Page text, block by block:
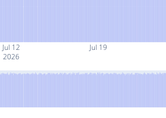
Jul 12
2026
Jul 19